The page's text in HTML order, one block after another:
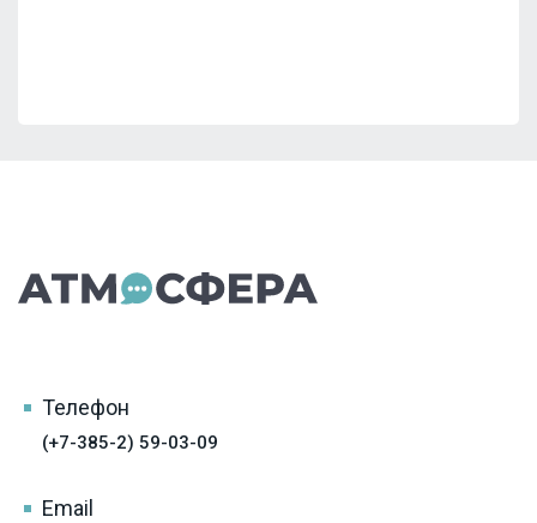
Телефон
(+7-385-2) 59-03-09
Email